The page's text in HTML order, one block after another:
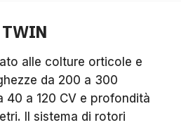
alle colture orticole e
da 200 a 300
40 a 120 CV e profondità
Il sistema di rotori